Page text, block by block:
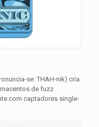
se: THAH-nik) cria
de fuzz
com captadores single-